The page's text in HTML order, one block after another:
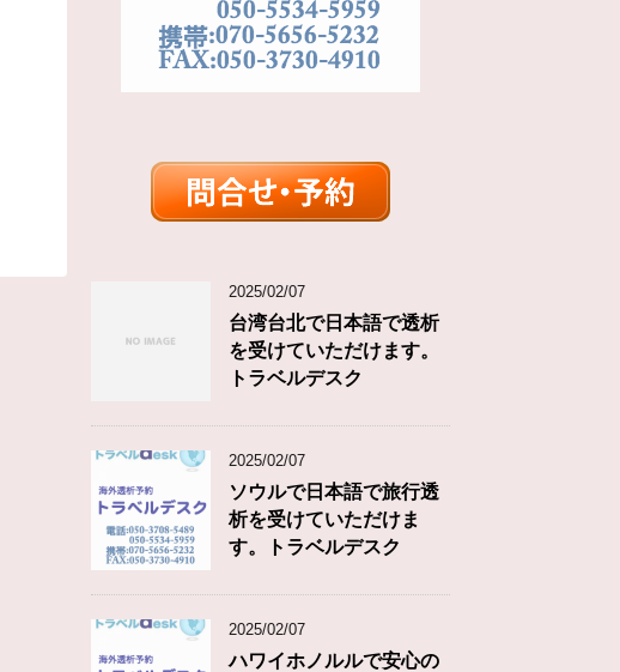
2025/02/07
台湾台北で日本語で透析
を受けていただけます。
トラベルデスク
2025/02/07
ソウルで日本語で旅行透
析を受けていただけま
す。トラベルデスク
2025/02/07
ハワイホノルルで安心の